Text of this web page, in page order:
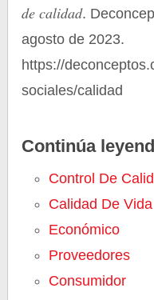
de calidad.
agosto de 2023.
https://
sociales/calidad
Continúa
Control De
Calidad De Vida
Económico
Proveedores
Consumidor